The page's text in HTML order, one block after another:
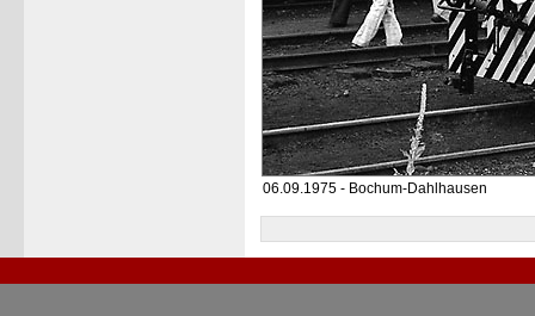
06.09.1975 - Bochum-Dahlhausen